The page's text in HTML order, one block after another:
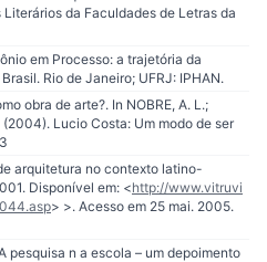
da Faculdades de Letras da
em Processo: a trajetória da
Rio de Janeiro; UFRJ: IPHAN.
obra de arte?. In NOBRE, A. L.;
(2004). Lucio Costa: Um modo de ser
arquitetura no contexto latino-
Disponível em: <http://www.vitruvi
> >. Acesso em 25 mai. 2005.
pesquisa n a escola – um depoimento